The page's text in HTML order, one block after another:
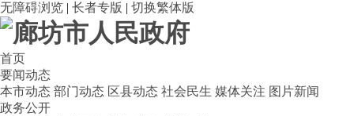
无障碍浏览 | 长者专版 | 切换繁体版
首页
要闻动态
本市动态 部门动态 区县动态 社会民生 媒体关注 图片新闻
政务公开